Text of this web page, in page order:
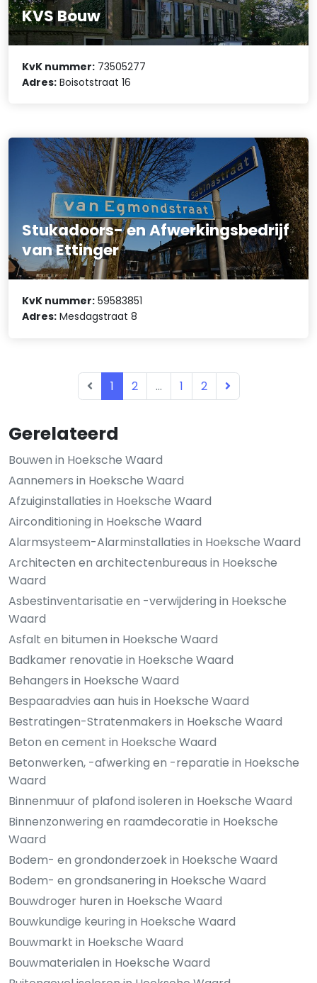
Gerelateerd
Bouwen in Hoeksche Waard
Aannemers in Hoeksche Waard
Afzuiginstallaties in Hoeksche Waard
Airconditioning in Hoeksche Waard
Alarmsysteem-Alarminstallaties in Hoeksche Waard
Architecten en architectenbureaus in Hoeksche
Waard
Asbestinventarisatie en -verwijdering in Hoeksche
Waard
Asfalt en bitumen in Hoeksche Waard
Badkamer renovatie in Hoeksche Waard
Behangers in Hoeksche Waard
Bespaaradvies aan huis in Hoeksche Waard
Bestratingen-Stratenmakers in Hoeksche Waard
Beton en cement in Hoeksche Waard
Betonwerken, -afwerking en -reparatie in Hoeksche
Waard
Binnenmuur of plafond isoleren in Hoeksche Waard
Binnenzonwering en raamdecoratie in Hoeksche
Waard
Bodem- en grondonderzoek in Hoeksche Waard
Bodem- en grondsanering in Hoeksche Waard
Bouwdroger huren in Hoeksche Waard
Bouwkundige keuring in Hoeksche Waard
Bouwmarkt in Hoeksche Waard
Bouwmaterialen in Hoeksche Waard
KVS Bouw
KvK nummer: 73505277
Adres: Boisotstraat 16
Stukadoors- en Afwerkingsbedrijf
van Ettinger
KvK nummer: 59583851
Adres: Mesdagstraat 8
1 2 ... 1 2